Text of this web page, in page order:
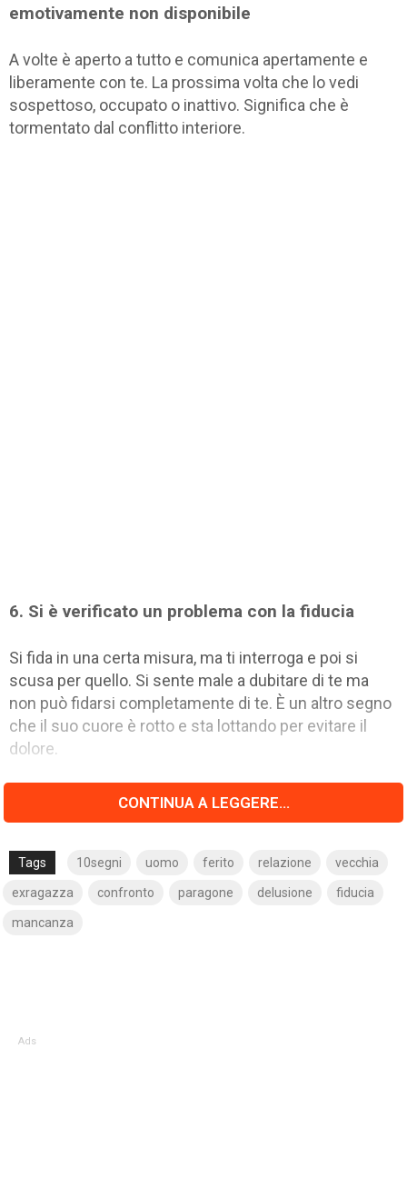
emotivamente non disponibile
A volte è aperto a tutto e comunica apertamente e
liberamente con te. La prossima volta che lo vedi
sospettoso, occupato o inattivo. Significa che è
tormentato dal conflitto interiore.
6. Si è verificato un problema con la fiducia
Si fida in una certa misura, ma ti interroga e poi si
scusa per quello. Si sente male a dubitare di te ma
non può fidarsi completamente di te. È un altro segno
che il suo cuore è rotto e sta lottando per evitare il
dolore.
CONTINUA A LEGGERE...
Tags 10segni uomo ferito relazione vecchia
exragazza confronto paragone delusione fiducia
mancanza
Ads